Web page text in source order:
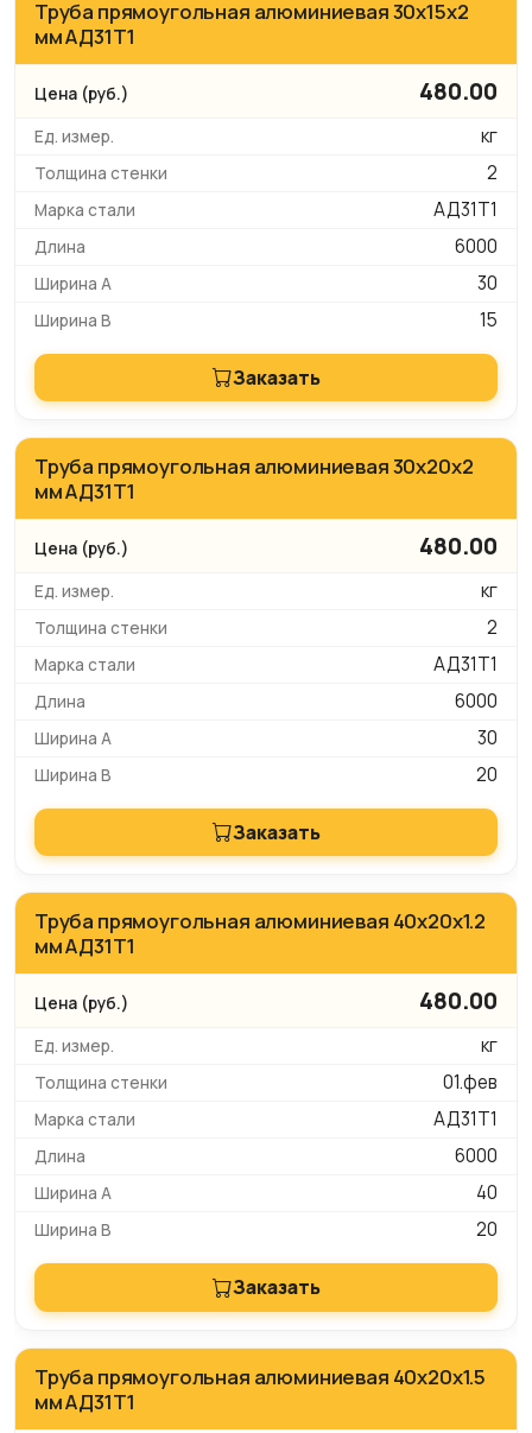
Труба прямоугольная алюминиевая 30х15х2
мм АД31Т1
480.00
кг
2
АД31Т1
6000
30
15
Заказать
Труба прямоугольная алюминиевая 30х20х2
мм АД31Т1
480.00
кг
2
АД31Т1
6000
30
20
Заказать
Труба прямоугольная алюминиевая 40х20х1.2
мм АД31Т1
480.00
кг
01.фев
АД31Т1
6000
40
20
Заказать
Труба прямоугольная алюминиевая 40х20х1.5
мм АД31Т1